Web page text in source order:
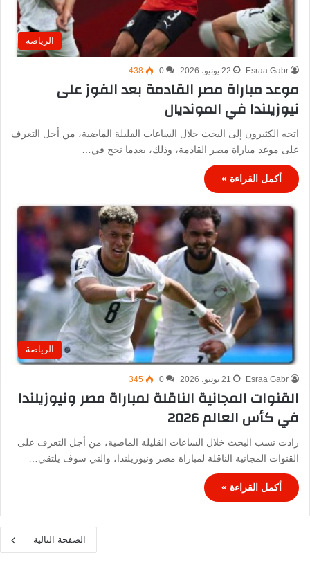
الرياضة
Esraa Gabr 22 يونيو، 2026 0
438
موعد مباراة مصر القادمة بعد الفوز على
نيوزيلندا في المونديال
اتجه الكثيرون إلى البحث خلال الساعات القليلة الماضية، من أجل التعرف
على موعد مباراة مصر القادمة، وذلك، بعدما نجح في…
أكمل القراءة »
الرياضة
Esraa Gabr 21 يونيو، 2026 0
345
القنوات المجانية الناقلة لمباراة مصر ونيوزيلندا
في كأس العالم 2026
زادت نسب البحث خلال الساعات القليلة الماضية، من أجل التعرف على
القنوات المجانية الناقلة لمباراة مصر ونيوزيلندا، والتي سوف يلتقي…
أكمل القراءة »
الصفحة التالية